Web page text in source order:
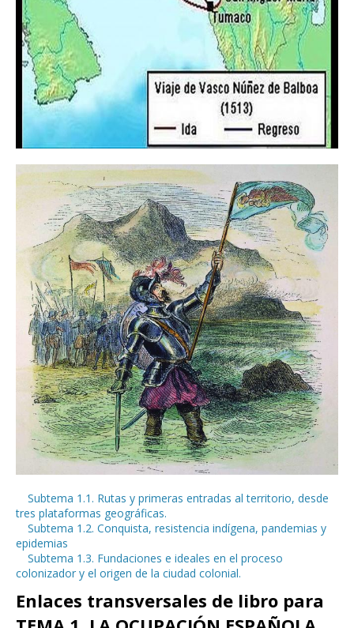
Subtema 1.1. Rutas y primeras entradas al territorio, desde
tres plataformas geográficas.
Subtema 1.2. Conquista, resistencia indígena, pandemias y
epidemias
Subtema 1.3. Fundaciones e ideales en el proceso
colonizador y el origen de la ciudad colonial.
Enlaces transversales de libro para